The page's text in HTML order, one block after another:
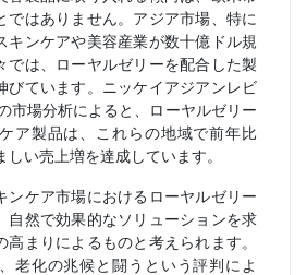
ではありません。アジア市場、特に
キンケアや美容産業が数十億ドル規
では、ローヤルゼリーを配合した製
びています。ニッケイアジアンレビ
市場分析によると、ローヤルゼリー
ア製品は、これらの地域で前年比
い売上増を達成しています。
ンケア市場におけるローヤルゼリー
自然で効果的なソリューションを求
まりによるものと考えられます。
老化の兆候と闘うという評判によ